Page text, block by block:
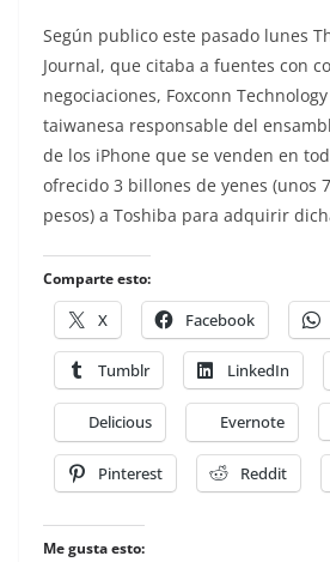
Según publico este pasado lunes
Journal, que citaba a fuentes con
negociaciones, Foxconn
taiwanesa responsable del
de los iPhone que se venden en
ofrecido 3 billones de yenes (unos
pesos) a Toshiba para adquirir
Comparte esto:
X Facebook
Tumblr LinkedIn
Delicious Evernote
Pinterest Reddit
Me gusta esto: